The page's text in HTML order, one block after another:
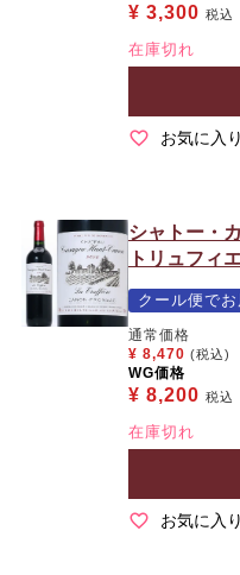
¥ 3,300 税込
在庫切れ
お気に入
シャトー・
トリュフィ
クール便で
通常価格
¥ 8,470 (税込)
WG価格
¥ 8,200 税込
在庫切れ
お気に入